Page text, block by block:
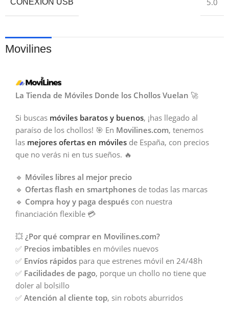
CONEXIÓN USB
Movilines
La Tienda de Móviles Donde los Chollos Vuelan 🚀
Si buscas móviles baratos y buenos, ¡has llegado al
paraíso de los chollos! 🎯 En Movilines.com, tenemos
las mejores ofertas en móviles de España, con precios
que no verás ni en tus sueños. 🔥
🔹 Móviles libres al mejor precio
🔹 Ofertas flash en smartphones de todas las marcas
🔹 Compra hoy y paga después con nuestra
financiación flexible 💳
💥 ¿Por qué comprar en Movilines.com?
✅ Precios imbatibles en móviles nuevos
✅ Envíos rápidos para que estrenes móvil en 24/48h
✅ Facilidades de pago, porque un chollo no tiene que
doler al bolsillo
✅ Atención al cliente top, sin robots aburridos